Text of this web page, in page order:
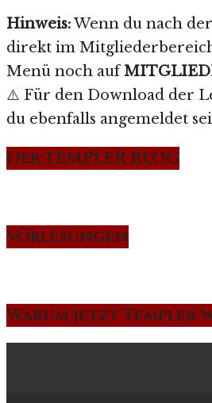
Hinweis:Wenn du nach
direkt im
Menü noch auf
⚠️ Für den Download der
du ebenfalls angemeldet
Der TEMPLER BLOG
Vorlesungen
Warum jetzt Templer